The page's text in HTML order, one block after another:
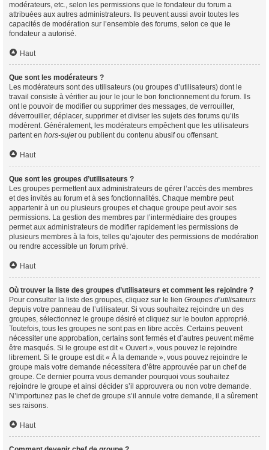
modérateurs, etc., selon les permissions que le fondateur du forum a
attribuées aux autres administrateurs. Ils peuvent aussi avoir toutes les
capacités de modération sur l’ensemble des forums, selon ce que le
fondateur a autorisé.
Haut
Que sont les modérateurs ?
Les modérateurs sont des utilisateurs (ou groupes d’utilisateurs) dont le
travail consiste à vérifier au jour le jour le bon fonctionnement du forum. Ils
ont le pouvoir de modifier ou supprimer des messages, de verrouiller,
déverrouiller, déplacer, supprimer et diviser les sujets des forums qu’ils
modèrent. Généralement, les modérateurs empêchent que les utilisateurs
partent en hors-sujetou publient du contenu abusif ou offensant.
Haut
Que sont les groupes d’utilisateurs ?
Les groupes permettent aux administrateurs de gérer l’accès des membres
et des invités au forum et à ses fonctionnalités. Chaque membre peut
appartenir à un ou plusieurs groupes et chaque groupe peut avoir ses
permissions. La gestion des membres par l’intermédiaire des groupes
permet aux administrateurs de modifier rapidement les permissions de
plusieurs membres à la fois, telles qu’ajouter des permissions de modération
ou rendre accessible un forum privé.
Haut
Où trouver la liste des groupes d’utilisateurs et comment les rejoindre ?
Pour consulter la liste des groupes, cliquez sur le lien Groupes d’utilisateurs
depuis votre panneau de l’utilisateur. Si vous souhaitez rejoindre un des
groupes, sélectionnez le groupe désiré et cliquez sur le bouton approprié.
Toutefois, tous les groupes ne sont pas en libre accès. Certains peuvent
nécessiter une approbation, certains sont fermés et d’autres peuvent même
être masqués. Si le groupe est dit « Ouvert », vous pouvez le rejoindre
librement. Si le groupe est dit « À la demande », vous pouvez rejoindre le
groupe mais votre demande nécessitera d’être approuvée par un chef de
groupe. Ce dernier pourra vous demander pourquoi vous souhaitez
rejoindre le groupe et ainsi décider s’il approuvera ou non votre demande.
N’importunez pas le chef de groupe s’il annule votre demande, il a sûrement
ses raisons.
Haut